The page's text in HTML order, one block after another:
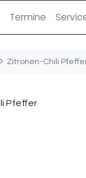
Termine
Zitronen-Chili